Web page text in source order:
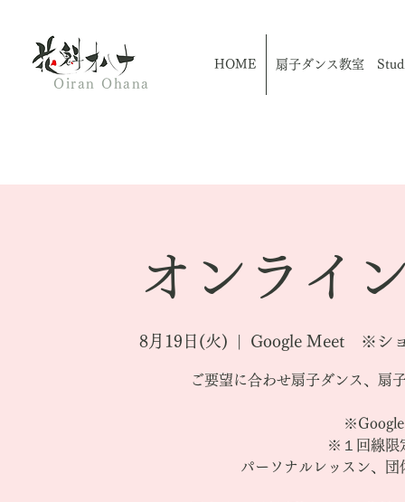
Oiran Ohana
HOME 扇子ダンス教室
オンライ
8月19日(火) Google Meet ※ショ
ご要望に合わせ扇子ダンス、扇
※Google
※１回線限
パーソナルレッスン、